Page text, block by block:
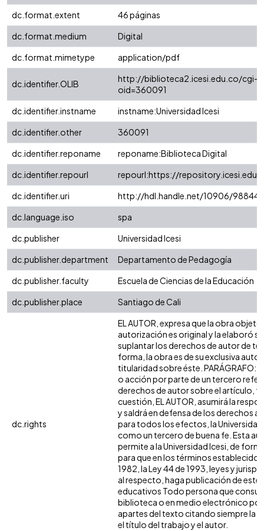
dc.format.extent
46 páginas
dc.format.medium
Digital
dc.format.mimetype
application/pdf
dc.identifier.OLIB
http://biblioteca2.icesi.edu.co/cgi-
oid=360091
dc.identifier.instname
instname:Universidad Icesi
dc.identifier.other
360091
dc.identifier.reponame
reponame:Biblioteca Digital
dc.identifier.repourl
repourl:https://
dc.identifier.uri
http://hdl.handle.net/10906/98844
dc.language.iso
spa
dc.publisher
Universidad Icesi
dc.publisher.department
Departamento de Pedagogía
dc.publisher.faculty
Escuela de Ciencias de la Educación
dc.publisher.place
Santiago de Cali
dc.rights
EL AUTOR, expresa que la obra
autorización es original y la elaboró
suplantar los derechos de autor de
forma, la obra es de su exclusiva
titularidad sobre éste. PARÁGRAFO:
o acción por parte de un tercero
derechos de autor sobre el artículo,
cuestión, EL AUTOR, asumirá la
y saldrá en defensa de los derechos
para todos los efectos, la Universidad
como un tercero de buena fe. Esta
permite a la Universidad Icesi, de
para que en los términos establecidos
1982, la Ley 44 de 1993, leyes y
al respecto, haga publicación de este
educativos Todo persona que
biblioteca o en medio electrónico
apartes del texto citando siempre la
el título del trabajo y el autor.